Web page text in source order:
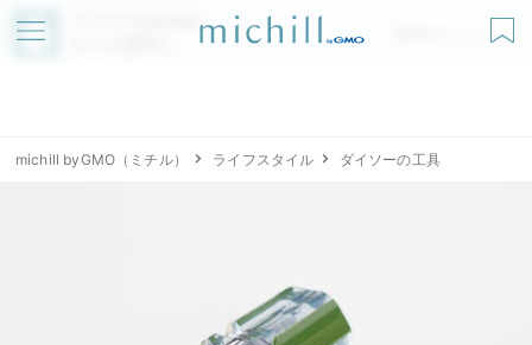
アプリでmichillが
無料ダウンロード
michill byGMO（ミチル） ライフスタイル ダイソーの工具